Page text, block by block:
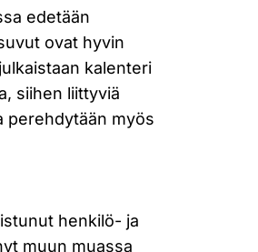
edetään
ovat hyvin
kalenteri
siihen liittyviä
perehdytään myös
henkilö- ja
muun muassa